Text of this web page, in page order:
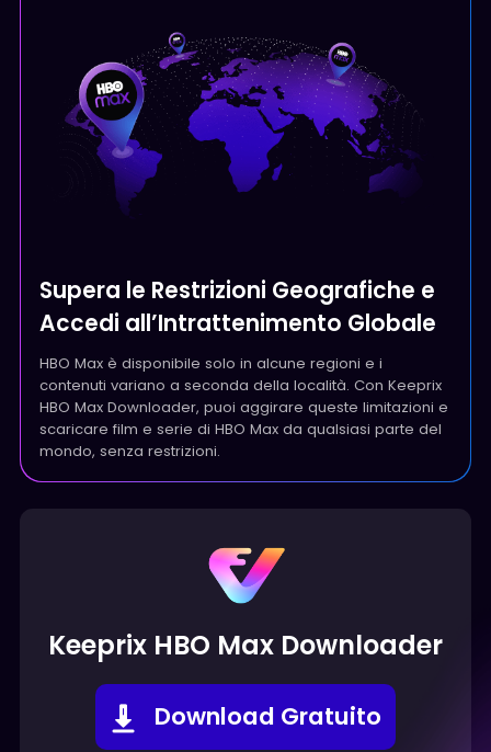
Supera le Restrizioni Geografiche e
Accedi all’Intrattenimento Globale
HBO Max è disponibile solo in alcune regioni e i
contenuti variano a seconda della località. Con Keeprix
HBO Max Downloader, puoi aggirare queste limitazioni e
scaricare film e serie di HBO Max da qualsiasi parte del
mondo, senza restrizioni.
Keeprix HBO Max Downloader
Download Gratuito